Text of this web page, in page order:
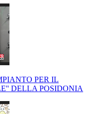
PER IL
DELLA POSIDONIA